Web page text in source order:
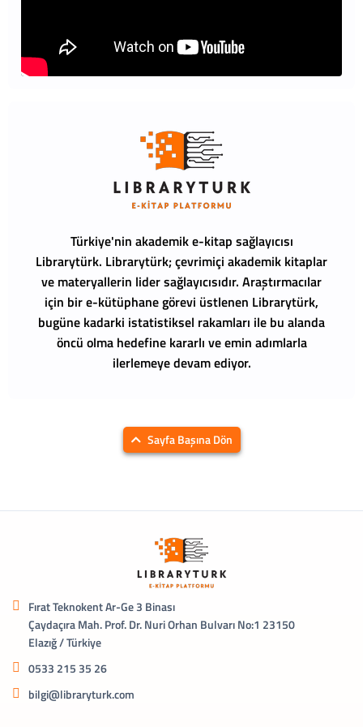
Türkiye'nin akademik e-kitap sağlayıcısı
Librarytürk. Librarytürk; çevrimiçi akademik kitaplar
ve materyallerin lider sağlayıcısıdır. Araştırmacılar
için bir e-kütüphane görevi üstlenen Librarytürk,
bugüne kadarki istatistiksel rakamları ile bu alanda
öncü olma hedefine kararlı ve emin adımlarla
ilerlemeye devam ediyor.
Sayfa Başına Dön
Fırat Teknokent Ar-Ge 3 Binası
Çaydaçıra Mah. Prof. Dr. Nuri Orhan Bulvarı No:1 23150
Elazığ / Türkiye
0533 215 35 26
bilgi@libraryturk.com